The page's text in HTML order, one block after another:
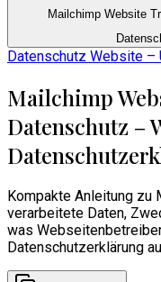
Mailchimp Website
Datenschutz Website –
Mailchimp
Datenschutz –
Kompakte Anleitung zu
verarbeitete Daten,
was
Datenschutzerklärung